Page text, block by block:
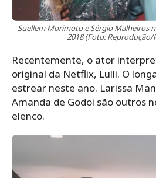
Suellem Morimoto e Sérgio Malheiros
2018 (Foto: Reprodução/
Recentemente, o ator
original da Netflix, Lulli. O
estrear neste ano. Larissa
Amanda de Godoi são outros
elenco.